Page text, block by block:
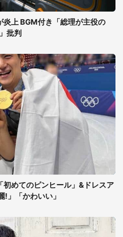
上 BGM付き「総理が主役の
批判
初めてのピンヒール」&ドレスア
!」「かわいい」